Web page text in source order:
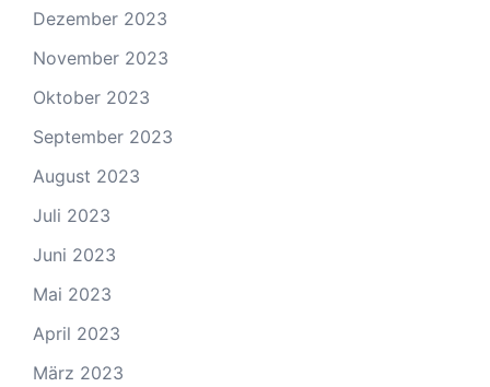
Dezember 2023
November 2023
Oktober 2023
September 2023
August 2023
Juli 2023
Juni 2023
Mai 2023
April 2023
März 2023